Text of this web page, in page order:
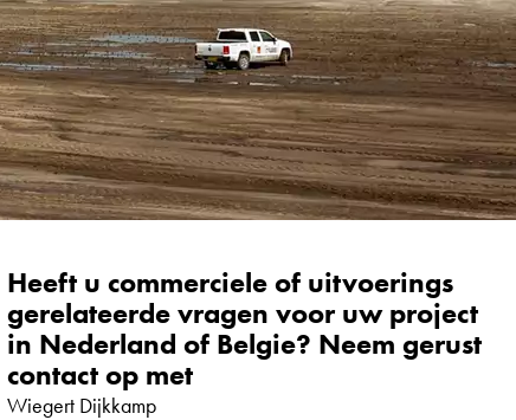
Heeft u commerciele of uitvoerings
gerelateerde vragen voor uw project
in Nederland of Belgie? Neem gerust
contact op met
Wiegert Dijkkamp